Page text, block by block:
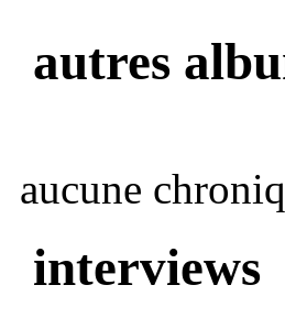
autres
aucune
interviews